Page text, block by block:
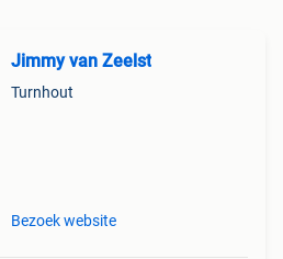
Jimmy van Zeelst
Turnhout
Bezoek website